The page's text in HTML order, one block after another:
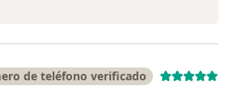
de teléfono verificado